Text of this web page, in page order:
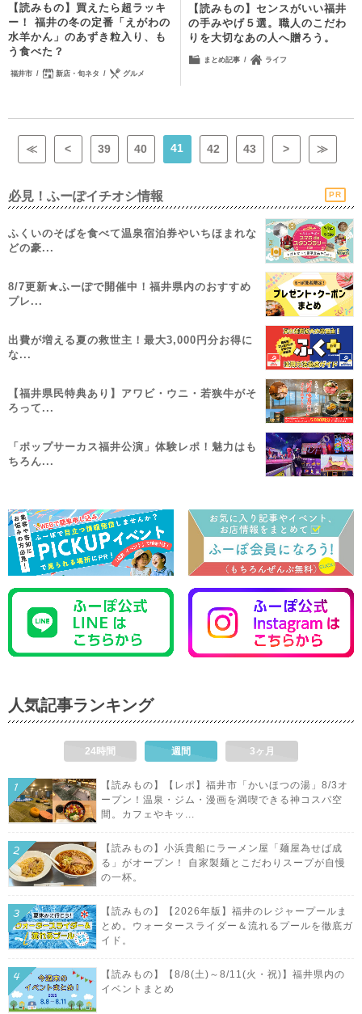
【読みもの】買えたら超ラッキ
ー！ 福井の冬の定番「えがわの
水羊かん」のあずき粒入り、も
う食べた？
福井市 新店・旬ネタ グルメ
【読みもの】センスがいい福井
の手みやげ５選。職人のこだわ
りを大切なあの人へ贈ろう。
まとめ記事 ライフ
≪ < 39 40 41 42 43 > ≫
必見！ふーぽイチオシ情報 PR
ふくいのそばを食べて温泉宿泊券やいちほまれな
どの豪...
8/7更新★ふーぽで開催中！福井県内のおすすめ
プレ...
出費が増える夏の救世主！最大3,000円分お得に
な...
【福井県民特典あり】アワビ・ウニ・若狭牛がそ
ろって...
「ポップサーカス福井公演」体験レポ！魅力はも
ちろん...
人気記事ランキング
24時間 週間 3ヶ月
【読みもの】【レポ】福井市「かいほつの湯」8/3オ
ープン！温泉・ジム・漫画を満喫できる神コスパ空
間。カフェやキッ...
【読みもの】小浜貴船にラーメン屋「麺屋為せば成
る」がオープン！ 自家製麺とこだわりスープが自慢
の一杯。
【読みもの】【2026年版】福井のレジャープールま
とめ。ウォータースライダー＆流れるプールを徹底ガ
イド。
【読みもの】【8/8(土)～8/11(火・祝)】福井県内の
イベントまとめ